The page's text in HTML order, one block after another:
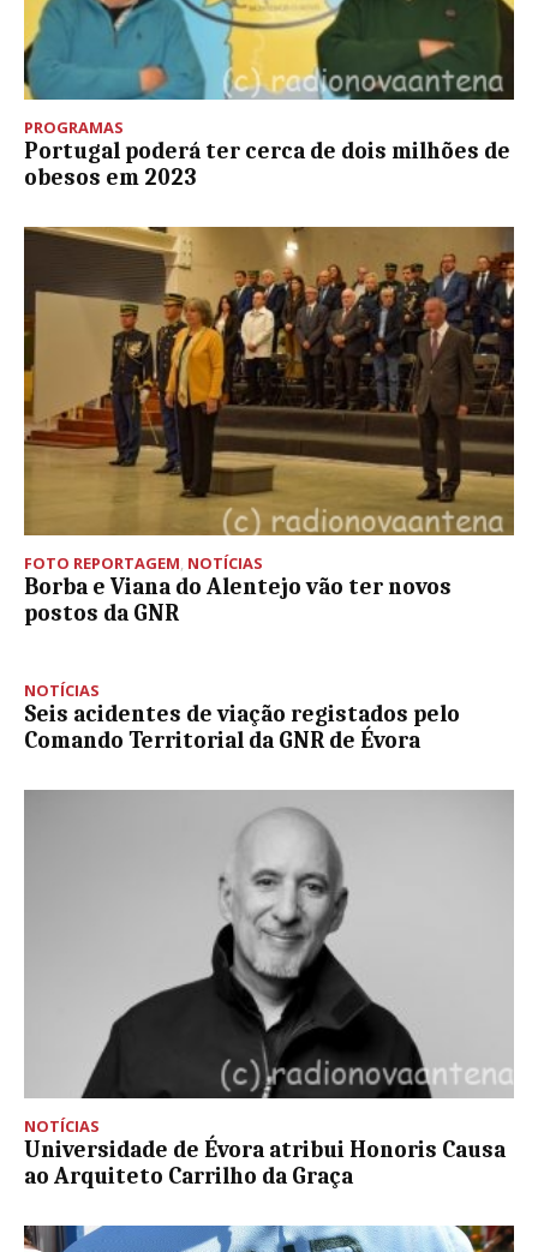
PROGRAMAS
Portugal poderá ter cerca de dois milhões de
obesos em 2023
FOTO REPORTAGEM, NOTÍCIAS
Borba e Viana do Alentejo vão ter novos
postos da GNR
NOTÍCIAS
Seis acidentes de viação registados pelo
Comando Territorial da GNR de Évora
NOTÍCIAS
Universidade de Évora atribui Honoris Causa
ao Arquiteto Carrilho da Graça